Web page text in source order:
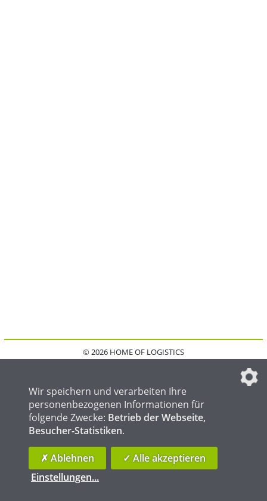
© 2026 HOME OF LOGISTICS
IMPRESSUM
FAQ
DATENSCHUTZEINSTELLUNGEN
HOME OF FOUNDRY
Wir speichern und verarbeiten Ihre
personenbezogenen Informationen für
folgende Zwecke: Betrieb der Webseite,
Besucher-Statistiken.
✗ Ablehnen
✓ Alle akzeptieren
Einstellungen...